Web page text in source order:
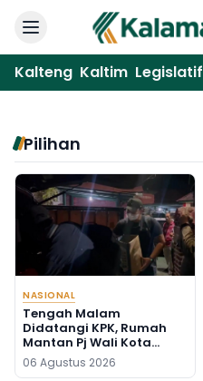
Kalteng Kaltim Legislatif
Pilihan
NASIONAL
Tengah Malam
Didatangi KPK, Rumah
Mantan Pj Wali Kota
Digeledah, Empat Koper
Dibawa
06 Agustus 2026